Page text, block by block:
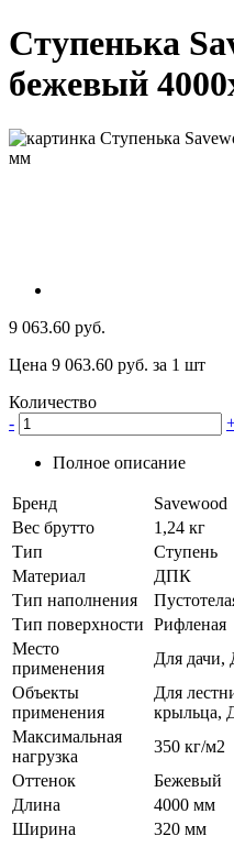
Ступенька
бежевый
9 063.60 руб.
Цена 9 063.60 руб. за 1 шт
Количество
-
Полное описание
Бренд
Savewood
Вес брутто
1,24 кг
Тип
Ступень
Материал
ДПК
Тип наполнения
Тип поверхности Рифленая
Место
применения
Для дачи,
Объекты
применения
Для
крыльца,
Максимальная
нагрузка
350 кг/м2
Оттенок
Бежевый
Длина
4000 мм
Ширина
320 мм